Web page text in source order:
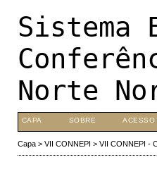
Sistema
Norte
CAPA SOBRE ACESSO
Capa> VII CONNEPI > VII CONNEPI -